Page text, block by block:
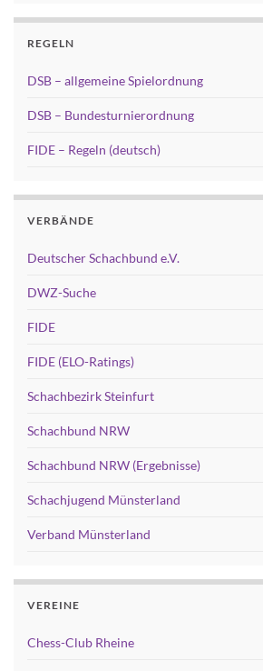
REGELN
DSB – allgemeine Spielordnung
DSB – Bundesturnierordnung
FIDE – Regeln (deutsch)
VERBÄNDE
Deutscher Schachbund e.V.
DWZ-Suche
FIDE
FIDE (ELO-Ratings)
Schachbezirk Steinfurt
Schachbund NRW
Schachbund NRW (Ergebnisse)
Schachjugend Münsterland
Verband Münsterland
VEREINE
Chess-Club Rheine